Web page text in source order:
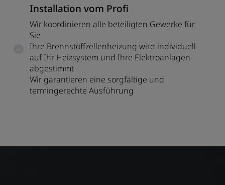
Installation vom Profi
Wir koordinieren alle beteiligten Gewerke für
Sie
Ihre Brennstoffzellenheizung wird individuell
auf Ihr Heizsystem und Ihre Elektroanlagen
abgestimmt
Wir garantieren eine sorgfältige und
termingerechte Ausführung